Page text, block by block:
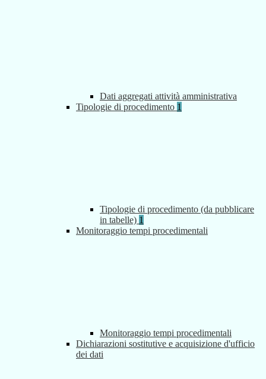
Dati aggregati attività amministrativa
Tipologie di procedimento 1
Tipologie di procedimento (da pubblicare
in tabelle) 1
Monitoraggio tempi procedimentali
Monitoraggio tempi procedimentali
Dichiarazioni sostitutive e acquisizione d'ufficio
dei dati